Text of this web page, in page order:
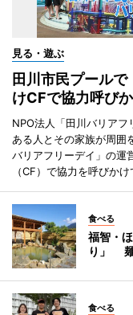
見る・遊ぶ
田川市民プール
けCFで協力呼び
NPO法人「田川バリア
ある人とその家族が周囲
バリアフリーデイ」の運
（CF）で協力を呼びかけ
食べる
福智・
り」 麺
食べる